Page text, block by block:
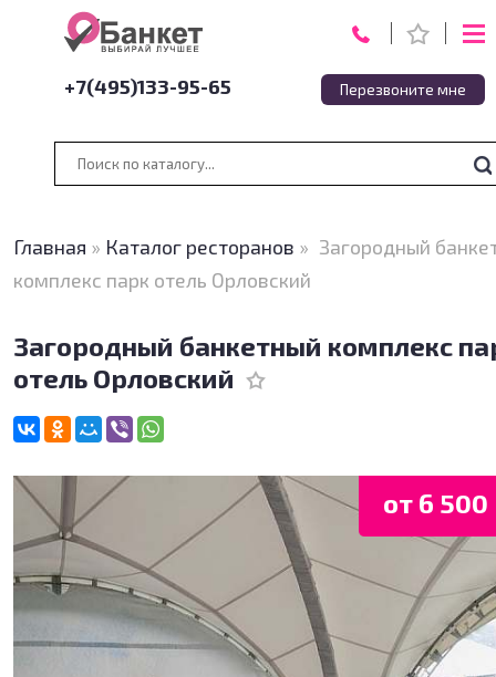
+7(495)133-95-65 Перезвоните мне
Главная » Каталог ресторанов » Загородный
комплекс парк отель Орловский
Загородный банкетный комплекс
отель Орловский
от 6 500